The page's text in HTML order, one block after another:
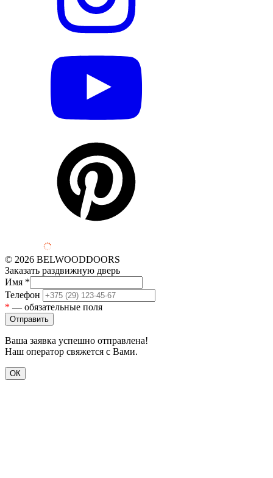
© 2026 BELWOODDOORS
Заказать раздвижную дверь
Имя *
Телефон
* — обязательные поля
Ваша заявка успешно отправлена!
Наш оператор свяжется с Вами.
ОК